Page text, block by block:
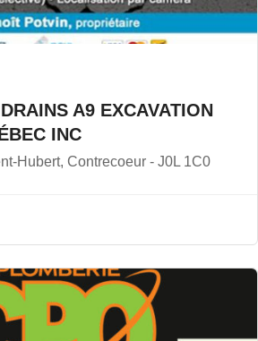
A9 EXCAVATION
INC
Hubert, Contrecoeur - J0L 1C0